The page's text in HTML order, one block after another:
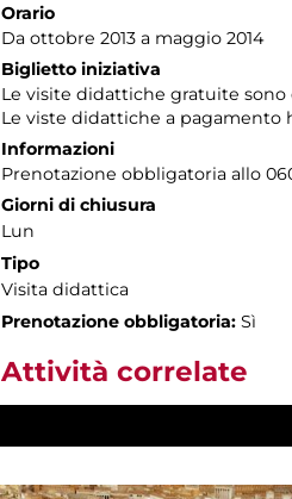
Orario
Da ottobre 2013 a maggio 2014
Biglietto iniziativa
Le visite didattiche gratuite sono
Le viste didattiche a pagamento
Informazioni
Prenotazione obbligatoria allo
Giorni di chiusura
Lun
Tipo
Visita didattica
Prenotazione obbligatoria: Sì
Attività correlate